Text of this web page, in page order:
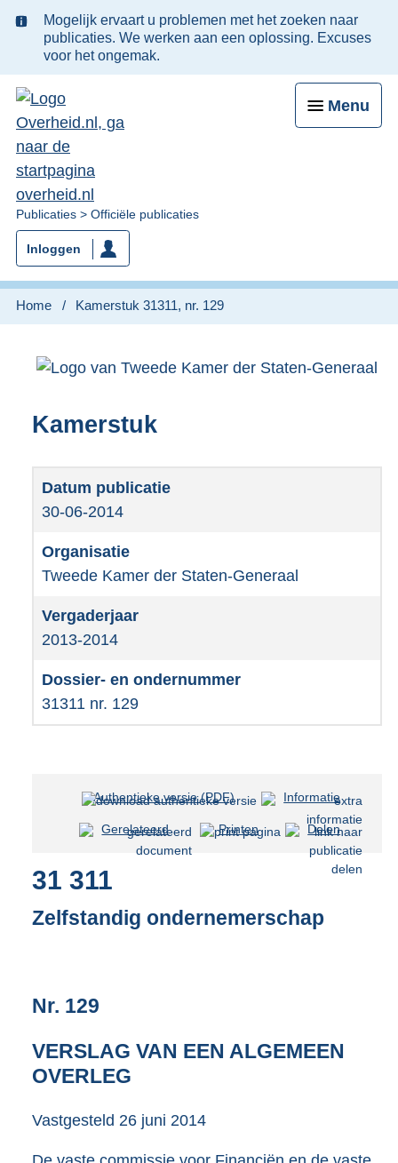
Ter
informatie:
Mogelijk ervaart u problemen met het zoeken naar
publicaties. We werken aan een oplossing. Excuses
voor het ongemak.
Menu
U
bent
nu
hier:
Publicaties Officiële publicaties
Inloggen
Home Kamerstuk 31311, nr. 129
Kamerstuk
30-06-2014
Tweede Kamer der Staten-Generaal
2013-2014
31311 nr. 129
Authentieke versie (PDF)b
s
s
e
Informatie
Gerelateerd Printen Delen
31 311
Zelfstandig ondernemerschap
Nr. 129
VERSLAG VAN EEN ALGEMEEN
OVERLEG
Vastgesteld 26 juni 2014